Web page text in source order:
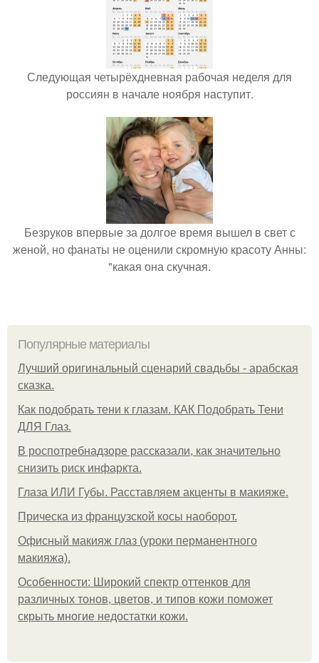
Следующая четырёхдневная рабочая неделя для
россиян в начале ноября наступит.
Безруков впервые за долгое время вышел в свет с
женой, но фанаты не оценили скромную красоту Анны:
"какая она скучная.
Популярные материалы
Лучший оригинальный сценарий свадьбы - арабская
сказка.
Как подобрать тени к глазам. КАК Подобрать Тени
ДЛЯ Глаз.
В роспотребнадзоре рассказали, как значительно
снизить риск инфаркта.
Глаза ИЛИ Губы. Расставляем акценты в макияже.
Прическа из французской косы наоборот.
Офисный макияж глаз (уроки перманентного
макияжа).
Особенности: Широкий спектр оттенков для
различных тонов, цветов, и типов кожи поможет
скрыть многие недостатки кожи.